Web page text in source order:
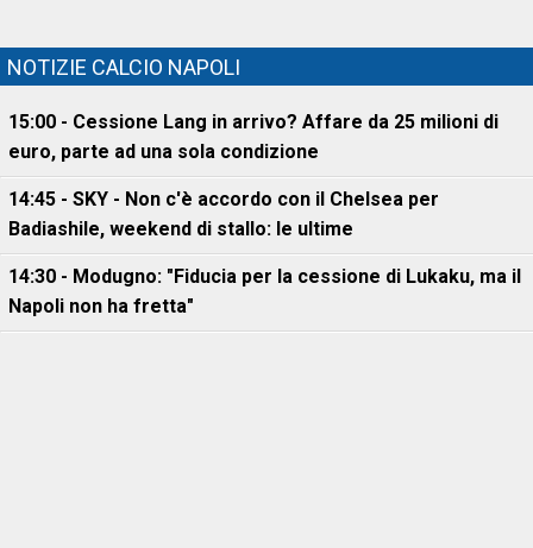
NOTIZIE CALCIO NAPOLI
15:00 - Cessione Lang in arrivo? Affare da 25 milioni di
euro, parte ad una sola condizione
14:45 - SKY - Non c'è accordo con il Chelsea per
Badiashile, weekend di stallo: le ultime
14:30 - Modugno: "Fiducia per la cessione di Lukaku, ma il
Napoli non ha fretta"